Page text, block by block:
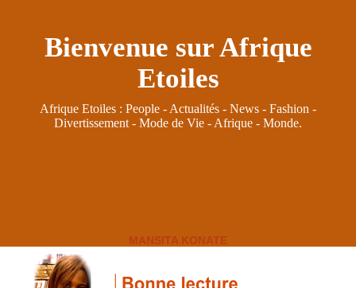
Bienvenue sur Afrique
Etoiles
Afrique Etoiles : People - Actualités - News - Fashion -
Divertissement - Mode de Vie - Afrique - Monde.
MANSITA KONATE